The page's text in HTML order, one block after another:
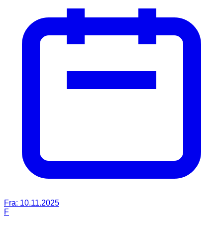
Fra: 10.11.2025
F